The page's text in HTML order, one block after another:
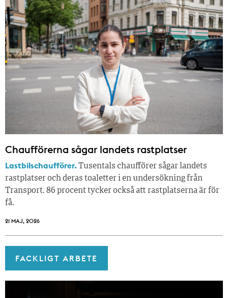
Chaufförerna sågar landets rastplatser
Lastbilschaufförer.Tusentals chaufförer sågar landets
rastplatser och deras toaletter i en undersökning från
Transport. 86 procent tycker också att rastplatserna är för
få.
21 MAJ, 2026
FACKLIGT ARBETE